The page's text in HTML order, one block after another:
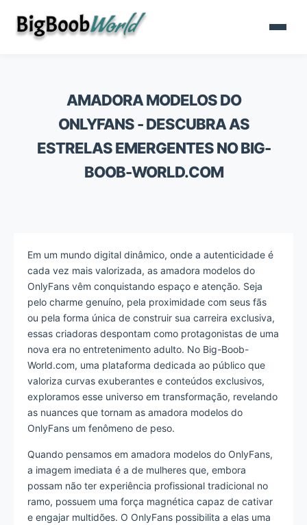
AMADORA MODELOS DO
ONLYFANS - DESCUBRA AS
ESTRELAS EMERGENTES NO BIG-
BOOB-WORLD.COM
Em um mundo digital dinâmico, onde a autenticidade é
cada vez mais valorizada, as amadora modelos do
OnlyFans vêm conquistando espaço e atenção. Seja
pelo charme genuíno, pela proximidade com seus fãs
ou pela forma única de construir sua carreira exclusiva,
essas criadoras despontam como protagonistas de uma
nova era no entretenimento adulto. No Big-Boob-
World.com, uma plataforma dedicada ao público que
valoriza curvas exuberantes e conteúdos exclusivos,
exploramos esse universo em transformação, revelando
as nuances que tornam as amadora modelos do
OnlyFans um fenômeno de peso.
Quando pensamos em amadora modelos do OnlyFans,
a imagem imediata é a de mulheres que, embora
possam não ter experiência profissional tradicional no
ramo, possuem uma força magnética capaz de cativar
e engajar multidões. O OnlyFans possibilita a elas uma